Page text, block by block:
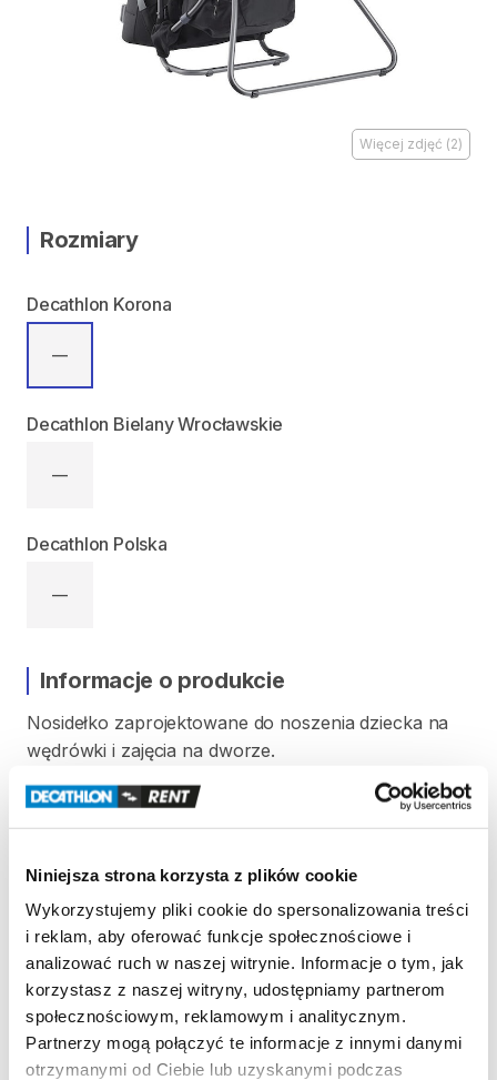
Niniejsza strona korzysta z plików cookie
Wykorzystujemy pliki cookie do spersonalizowania treści
i reklam, aby oferować funkcje społecznościowe i
analizować ruch w naszej witrynie. Informacje o tym, jak
korzystasz z naszej witryny, udostępniamy partnerom
społecznościowym, reklamowym i analitycznym.
Partnerzy mogą połączyć te informacje z innymi danymi
otrzymanymi od Ciebie lub uzyskanymi podczas
Więcej zdjęć (2)
Rozmiary
Decathlon Korona
—
Decathlon Bielany Wrocławskie
—
Decathlon Polska
—
Informacje o produkcie
Nosidełko zaprojektowane do noszenia dziecka na
wędrówki i zajęcia na dworze.
siedzisko
oddychające plecy​,​ komfort
bezpieczeństwo.
Maksymalna waga dziecka: 18 kg
Strona produktu w sklepie
Zasady wypożyczenia
REGULAMIN